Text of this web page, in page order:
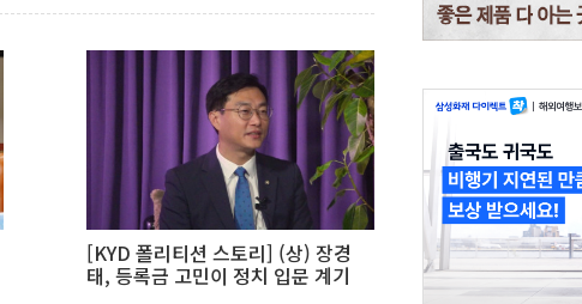
[KYD 폴리티션 스토리] (상) 장경
태, 등록금 고민이 정치 입문 계기